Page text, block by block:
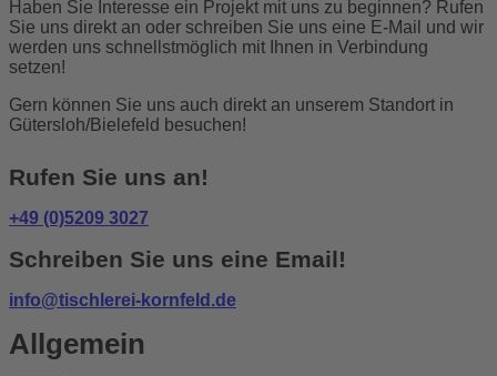
Haben Sie Interesse ein Projekt mit uns zu beginnen? Rufen
Sie uns direkt an oder schreiben Sie uns eine E-Mail und wir
werden uns schnellstmöglich mit Ihnen in Verbindung
setzen!
Gern können Sie uns auch direkt an unserem Standort in
Gütersloh/Bielefeld besuchen!
Rufen Sie uns an!
+49 (0)5209 3027
Schreiben Sie uns eine Email!
info@tischlerei-kornfeld.de
Allgemein